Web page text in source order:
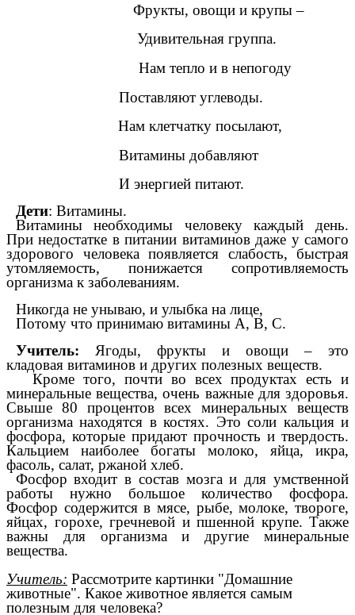
Фрукты, овощи и крупы –
Удивительная группа.
Нам тепло и в непогоду
Поставляют углеводы.
Нам клетчатку посылают,
Витамины добавляют
И энергией питают.
Дети: Витамины.
Витамины необходимы человеку каждый день.
При недостатке в питании витаминов даже у самого
здорового человека появляется слабость, быстрая
утомляемость, понижается сопротивляемость
организма к заболеваниям.
Никогда не унываю, и улыбка на лице,
Потому что принимаю витамины А, В, С.
Учитель: Ягоды, фрукты и овощи – это
кладовая витаминов и других полезных веществ.
Кроме того, почти во всех продуктах есть и
минеральные вещества, очень важные для здоровья.
Свыше 80 процентов всех минеральных веществ
организма находятся в костях. Это соли кальция и
фосфора, которые придают прочность и твердость.
Кальцием наиболее богаты молоко, яйца, икра,
фасоль, салат, ржаной хлеб.
Фосфор входит в состав мозга и для умственной
работы нужно большое количество фосфора.
Фосфор содержится в мясе, рыбе, молоке, твороге,
яйцах, горохе, гречневой и пшенной крупе. Также
важны для организма и другие минеральные
вещества.
Учитель: Рассмотрите картинки "Домашние
животные". Какое животное является самым
полезным для человека?